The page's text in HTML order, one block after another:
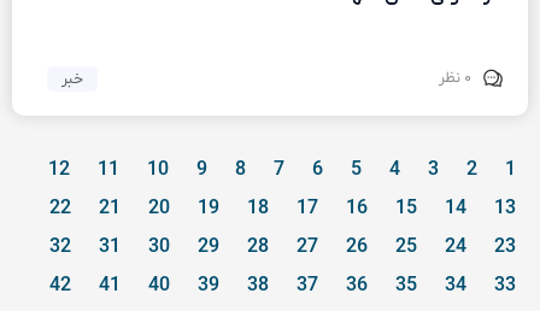
۰ نظر خبر
1
2
3
4
5
6
7
8
9
10
11
12
13
14
15
16
17
18
19
20
21
22
23
24
25
26
27
28
29
30
31
32
33
34
35
36
37
38
39
40
41
42